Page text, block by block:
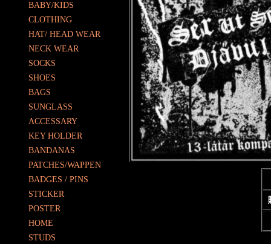
BABY/KIDS
CLOTHING
HAT/ HEAD WEAR
NECK WEAR
SOCKS
SHOES
BAGS
SUNGLASS
ACCESSARY
KEY HOLDER
BANDANAS
PATCHES/WAPPEN
BADGES / PINS
STICKER
POSTER
HOME
STUDS